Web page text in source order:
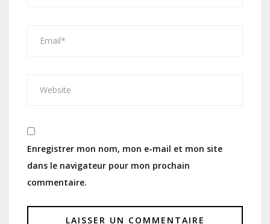
Enregistrer mon nom, mon e-mail et mon site
dans le navigateur pour mon prochain
commentaire.